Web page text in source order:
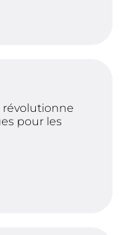
pour les